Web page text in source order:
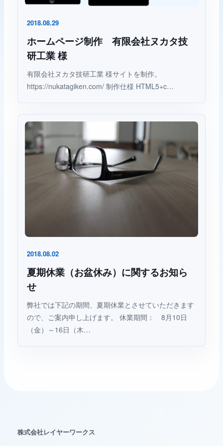
2018.08.29
ホームページ制作 有限会社ヌカタ技
研工業 様
有限会社ヌカタ技研工業 様サイトを制作。
https://nukatagiken.com/ 制作仕様 HTML5+c…
2018.08.02
夏期休業（お盆休み）に関するお知ら
せ
弊社では下記の期間、夏期休業とさせていただきます
ので、ご案内申し上げます。 休業期間： 8月10日
（金）～16日（木…
株式会社レイヤーワークス
AI レイヤーワークス AIチャット
Web制作・AI活用のご相談整理に
こんにちは。Web制作、AI活用、WordPress運用に
ついて、相談内容の整理をお手伝いします。